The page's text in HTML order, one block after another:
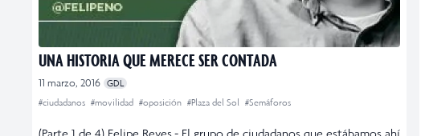
UNA HISTORIA QUE MERECE SER CONTADA
11 marzo, 2016 GDL
#ciudadanos #movilidad #oposición #Plaza del Sol #Semáforos